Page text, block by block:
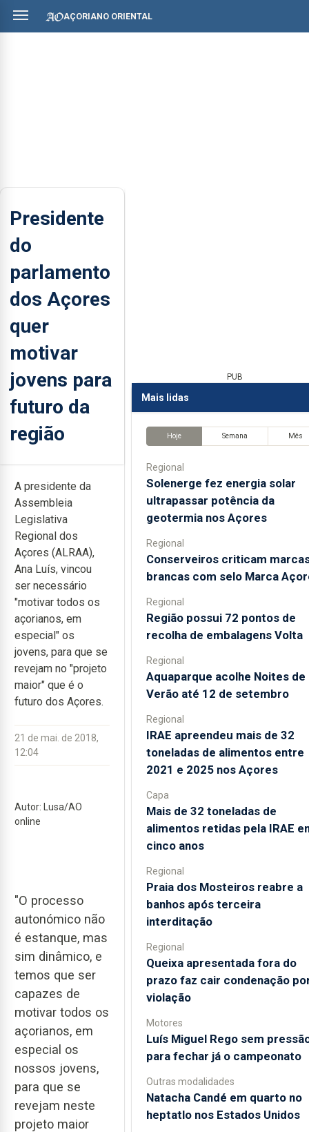
AÇORIANO ORIENTAL
Presidente
do
parlamento
dos Açores
quer
motivar
jovens para
futuro da
região
A presidente da
Assembleia
Legislativa
Regional dos
Açores (ALRAA),
Ana Luís, vincou
ser necessário
"motivar todos os
açorianos, em
especial" os
jovens, para que se
revejam no "projeto
maior" que é o
futuro dos Açores.
21 de mai. de 2018,
12:04
Autor: Lusa/AO
online
"O processo
autonómico não
é estanque, mas
sim dinâmico, e
temos que ser
capazes de
motivar todos os
açorianos, em
especial os
nossos jovens,
para que se
revejam neste
projeto maior
PUB
Mais lidas
Hoje Semana Mês
Regional
Solenerge fez energia solar
ultrapassar potência da
geotermia nos Açores
Regional
Conserveiros criticam
brancas com selo Marca
Regional
Região possui 72 pontos de
recolha de embalagens Volta
Regional
Aquaparque acolhe Noites de
Verão até 12 de setembro
Regional
IRAE apreendeu mais de 32
toneladas de alimentos entre
2021 e 2025 nos Açores
Capa
Mais de 32 toneladas de
alimentos retidas pela IRAE
cinco anos
Regional
Praia dos Mosteiros reabre a
banhos após terceira
interditação
Regional
Queixa apresentada fora do
prazo faz cair condenação
violação
Motores
Luís Miguel Rego sem
para fechar já o campeonato
Outras modalidades
Natacha Candé em quarto no
heptatlo nos Estados Unidos